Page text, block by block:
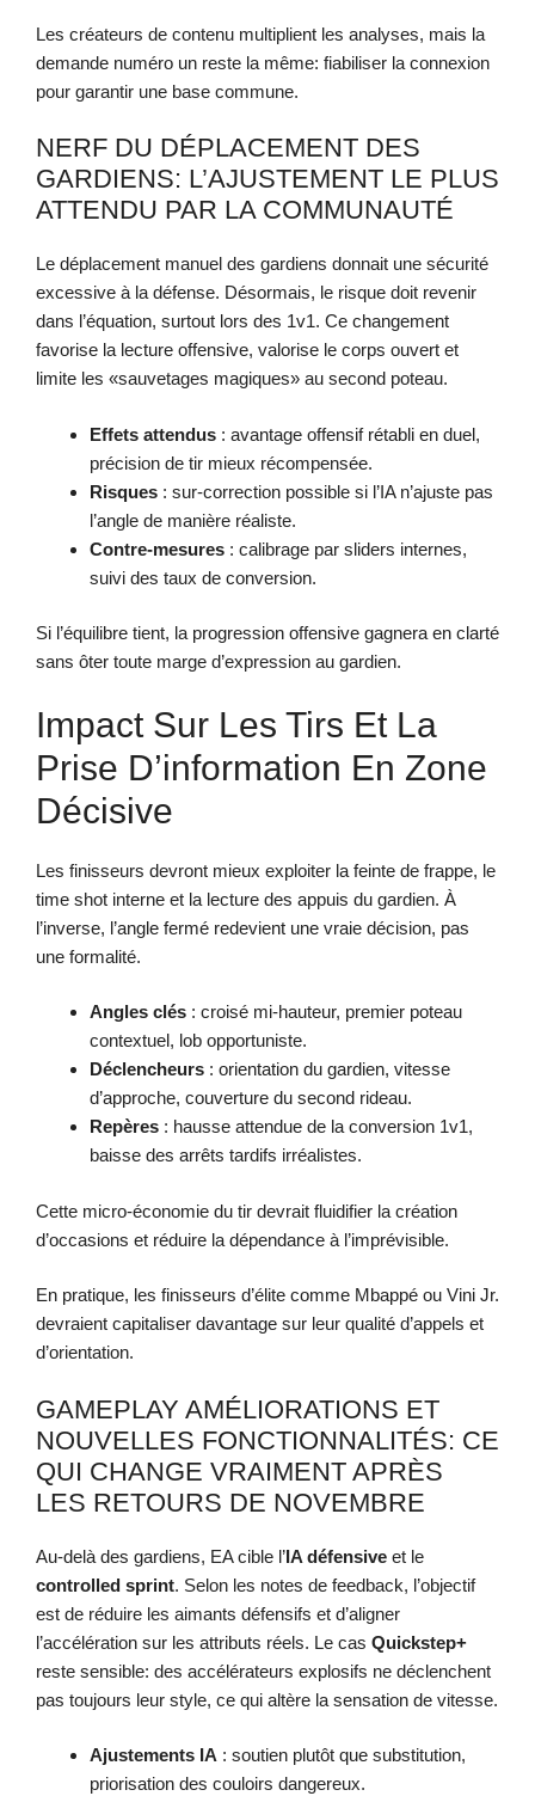
Les créateurs de contenu multiplient les analyses, mais la
demande numéro un reste la même: fiabiliser la connexion
pour garantir une base commune.
NERF DU DÉPLACEMENT DES
GARDIENS: L’AJUSTEMENT LE PLUS
ATTENDU PAR LA COMMUNAUTÉ
Le déplacement manuel des gardiens donnait une sécurité
excessive à la défense. Désormais, le risque doit revenir
dans l’équation, surtout lors des 1v1. Ce changement
favorise la lecture offensive, valorise le corps ouvert et
limite les «sauvetages magiques» au second poteau.
Effets attendus : avantage offensif rétabli en duel,
précision de tir mieux récompensée.
Risques : sur-correction possible si l’IA n’ajuste pas
l’angle de manière réaliste.
Contre-mesures : calibrage par sliders internes,
suivi des taux de conversion.
Si l’équilibre tient, la progression offensive gagnera en clarté
sans ôter toute marge d’expression au gardien.
Impact Sur Les Tirs Et La
Prise D’information En Zone
Décisive
Les finisseurs devront mieux exploiter la feinte de frappe, le
time shot interne et la lecture des appuis du gardien. À
l’inverse, l’angle fermé redevient une vraie décision, pas
une formalité.
Angles clés : croisé mi-hauteur, premier poteau
contextuel, lob opportuniste.
Déclencheurs : orientation du gardien, vitesse
d’approche, couverture du second rideau.
Repères : hausse attendue de la conversion 1v1,
baisse des arrêts tardifs irréalistes.
Cette micro-économie du tir devrait fluidifier la création
d’occasions et réduire la dépendance à l’imprévisible.
En pratique, les finisseurs d’élite comme Mbappé ou Vini Jr.
devraient capitaliser davantage sur leur qualité d’appels et
d’orientation.
GAMEPLAY AMÉLIORATIONS ET
NOUVELLES FONCTIONNALITÉS: CE
QUI CHANGE VRAIMENT APRÈS
LES RETOURS DE NOVEMBRE
Au-delà des gardiens, EA cible l’IA défensive et le
controlled sprint. Selon les notes de feedback, l’objectif
est de réduire les aimants défensifs et d’aligner
l’accélération sur les attributs réels. Le cas Quickstep+
reste sensible: des accélérateurs explosifs ne déclenchent
pas toujours leur style, ce qui altère la sensation de vitesse.
Ajustements IA : soutien plutôt que substitution,
priorisation des couloirs dangereux.